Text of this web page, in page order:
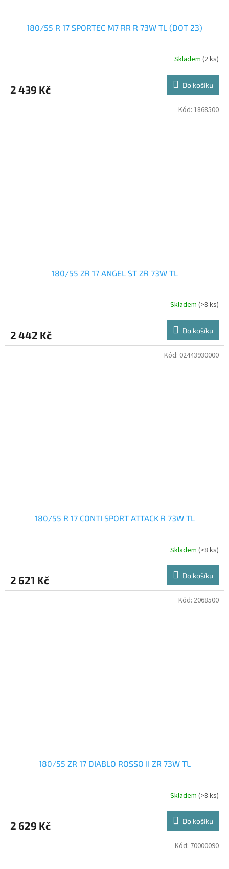
180/55 R 17 SPORTEC M7 RR R 73W TL (DOT 23)
Skladem (2 ks)
2 439 Kč Do košíku
180/55 ZR 17 ANGEL ST ZR 73W TL
Skladem (>8 ks)
2 442 Kč Do košíku
Kód: 1868500
180/55 R 17 CONTI SPORT ATTACK R 73W TL
Skladem (>8 ks)
2 621 Kč Do košíku
Kód: 02443930000
180/55 ZR 17 DIABLO ROSSO II ZR 73W TL
Skladem (>8 ks)
2 629 Kč Do košíku
Kód: 2068500
Kód: 70000090